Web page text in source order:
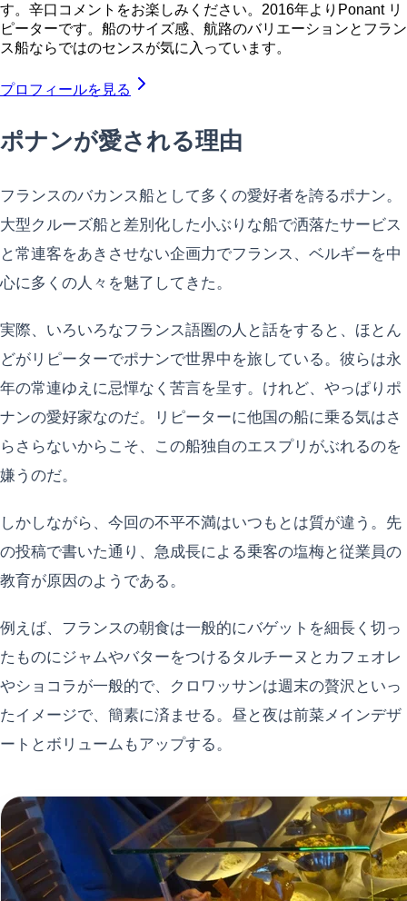
す。辛口コメントをお楽しみください。2016年よりPonant リ
ピーターです。船のサイズ感、航路のバリエーションとフラン
ス船ならではのセンスが気に入っています。
プロフィールを見る
ポナンが愛される理由
フランスのバカンス船として多くの愛好者を誇るポナン。
大型クルーズ船と差別化した小ぶりな船で洒落たサービス
と常連客をあきさせない企画力でフランス、ベルギーを中
心に多くの人々を魅了してきた。
実際、いろいろなフランス語圏の人と話をすると、ほとん
どがリピーターでポナンで世界中を旅している。彼らは永
年の常連ゆえに忌憚なく苦言を呈す。けれど、やっぱりポ
ナンの愛好家なのだ。リピーターに他国の船に乗る気はさ
らさらないからこそ、この船独自のエスプリがぶれるのを
嫌うのだ。
しかしながら、今回の不平不満はいつもとは質が違う。先
の投稿で書いた通り、急成長による乗客の塩梅と従業員の
教育が原因のようである。
例えば、フランスの朝食は一般的にバゲットを細長く切っ
たものにジャムやバターをつけるタルチーヌとカフェオレ
やショコラが一般的で、クロワッサンは週末の贅沢といっ
たイメージで、簡素に済ませる。昼と夜は前菜メインデザ
ートとボリュームもアップする。